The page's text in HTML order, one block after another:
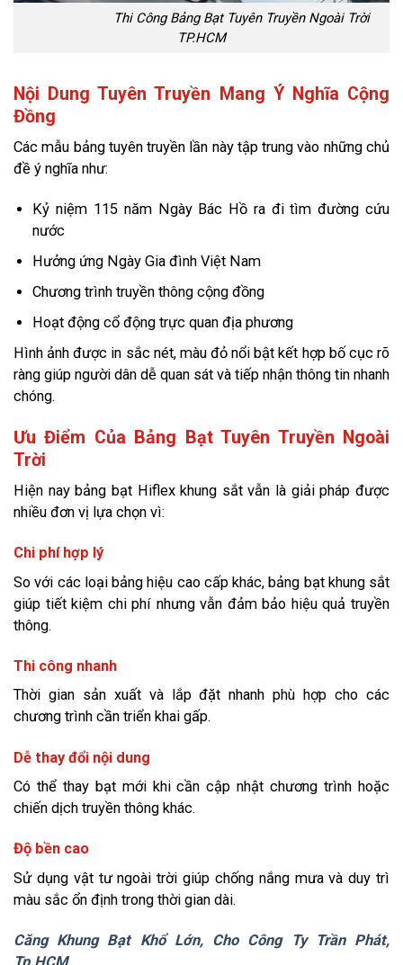
Thi Công Bảng Bạt Tuyên Truyền Ngoài Trời
TP.HCM
Nội Dung Tuyên Truyền Mang Ý Nghĩa Cộng
Đồng
Các mẫu bảng tuyên truyền lần này tập trung vào những chủ
đề ý nghĩa như:
Kỷ niệm 115 năm Ngày Bác Hồ ra đi tìm đường cứu
nước
Hưởng ứng Ngày Gia đình Việt Nam
Chương trình truyền thông cộng đồng
Hoạt động cổ động trực quan địa phương
Hình ảnh được in sắc nét, màu đỏ nổi bật kết hợp bố cục rõ
ràng giúp người dân dễ quan sát và tiếp nhận thông tin nhanh
chóng.
Ưu Điểm Của Bảng Bạt Tuyên Truyền Ngoài
Trời
Hiện nay bảng bạt Hiflex khung sắt vẫn là giải pháp được
nhiều đơn vị lựa chọn vì:
Chi phí hợp lý
So với các loại bảng hiệu cao cấp khác, bảng bạt khung sắt
giúp tiết kiệm chi phí nhưng vẫn đảm bảo hiệu quả truyền
thông.
Thi công nhanh
Thời gian sản xuất và lắp đặt nhanh phù hợp cho các
chương trình cần triển khai gấp.
Dễ thay đổi nội dung
Có thể thay bạt mới khi cần cập nhật chương trình hoặc
chiến dịch truyền thông khác.
Độ bền cao
Sử dụng vật tư ngoài trời giúp chống nắng mưa và duy trì
màu sắc ổn định trong thời gian dài.
Căng Khung Bạt Khổ Lớn, Cho Công Ty Trần Phát,